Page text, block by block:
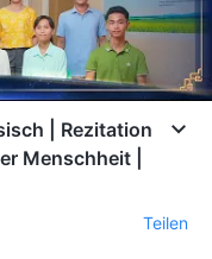
| Rezitation
Menschheit |
Teilen